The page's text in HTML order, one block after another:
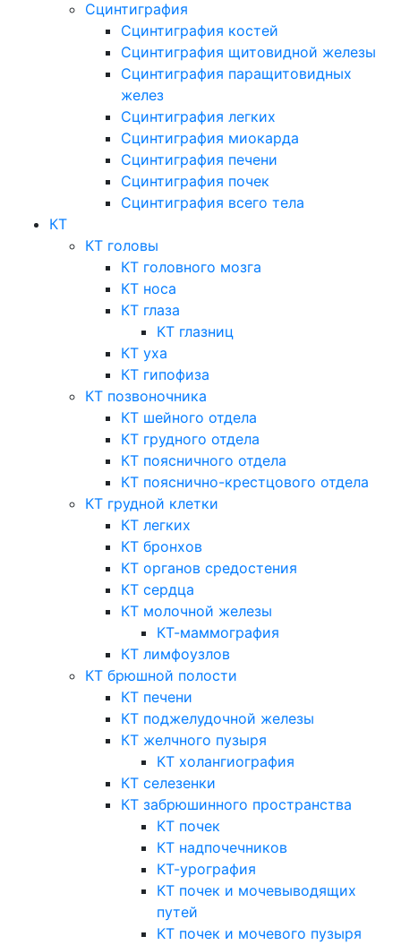
Сцинтиграфия
Сцинтиграфия костей
Сцинтиграфия щитовидной железы
Сцинтиграфия паращитовидных
желез
Сцинтиграфия легких
Сцинтиграфия миокарда
Сцинтиграфия печени
Сцинтиграфия почек
Сцинтиграфия всего тела
КТ
КТ головы
КТ головного мозга
КТ носа
КТ глаза
КТ глазниц
КТ уха
КТ гипофиза
КТ позвоночника
КТ шейного отдела
КТ грудного отдела
КТ поясничного отдела
КТ пояснично-крестцового отдела
КТ грудной клетки
КТ легких
КТ бронхов
КТ органов средостения
КТ сердца
КТ молочной железы
КТ-маммография
КТ лимфоузлов
КТ брюшной полости
КТ печени
КТ поджелудочной железы
КТ желчного пузыря
КТ холангиография
КТ селезенки
КТ забрюшинного пространства
КТ почек
КТ надпочечников
КТ-урография
КТ почек и мочевыводящих
путей
КТ почек и мочевого пузыря